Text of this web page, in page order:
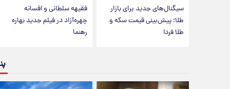
سیگنال‌های جدید برای بازار
طلا؛ پیش‌بینی قیمت سکه و
طلا فردا
فقیهه سلطانی و افسانه
چهره‌آزاد در فیلم جدید بهاره
رهنما